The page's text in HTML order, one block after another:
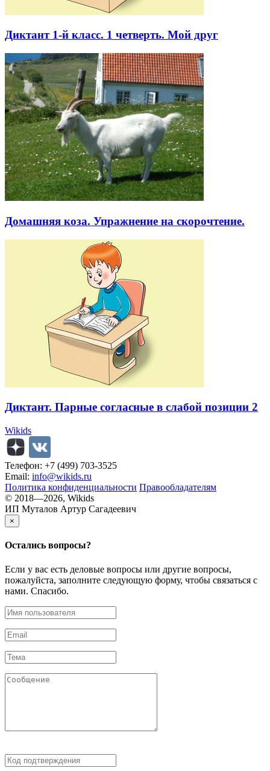
Диктант 1-й класс. 1 четверть. Мой друг
Домашняя коза. Упражнение на скорочтение.
Диктант. Парные согласные в слабой позиции 2
Wikids
Телефон: +7 (499) 703-3525
Email: info@wikids.ru
Политика конфиденциальности Правообладателям
© 2018—2026, Wikids
ИП Муталов Артур Сагадеевич
×
Остались вопросы?
Если у вас есть деловые вопросы или другие вопросы,
пожалуйста, заполните следующую форму, чтобы связаться с
нами. Спасибо.